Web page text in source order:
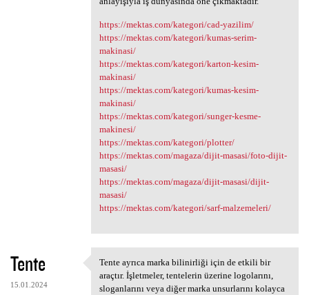
https://mektas.com/kategori/cad-yazilim/
https://mektas.com/kategori/kumas-serim-
makinasi/
https://mektas.com/kategori/karton-kesim-
makinasi/
https://mektas.com/kategori/kumas-kesim-
makinasi/
https://mektas.com/kategori/sunger-kesme-
makinesi/
https://mektas.com/kategori/plotter/
https://mektas.com/magaza/dijit-masasi/foto-dijit-
masasi/
https://mektas.com/magaza/dijit-masasi/dijit-
masasi/
https://mektas.com/kategori/sarf-malzemeleri/
Tente
15.01.2024
Tente ayrıca marka
Tente ayrıca marka bilinirliği için de etkili bir
araçtır. İşletmeler, tentelerin üzerine logolarını,
sloganlarını veya diğer marka unsurlarını kolayca